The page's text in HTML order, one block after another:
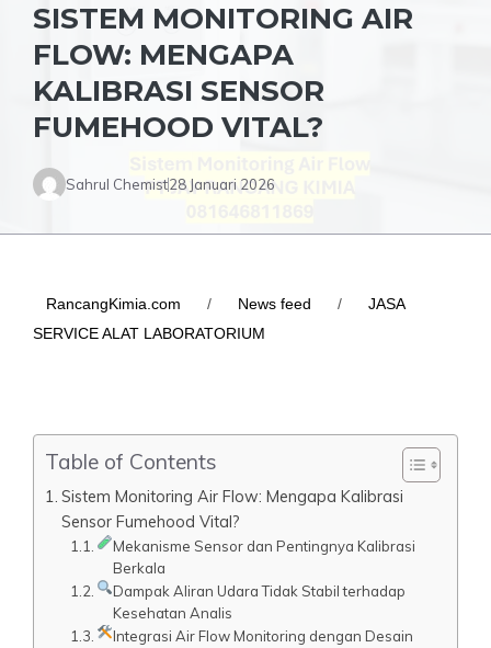
SISTEM MONITORING AIR
FLOW: MENGAPA
KALIBRASI SENSOR
FUMEHOOD VITAL?
Sahrul Chemist28 Januari 2026
RancangKimia.com / News feed /
JASA
SERVICE ALAT LABORATORIUM
Table of Contents
Sistem Monitoring Air Flow: Mengapa Kalibrasi
Sensor Fumehood Vital?
Mekanisme Sensor dan Pentingnya Kalibrasi
Berkala
Dampak Aliran Udara Tidak Stabil terhadap
Kesehatan Analis
Integrasi Air Flow Monitoring dengan Desain